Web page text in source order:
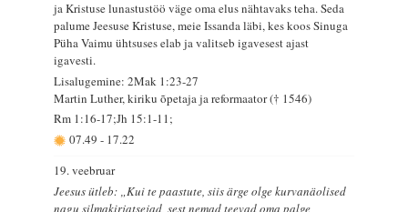
ja Kristuse lunastustöö väge oma elus nähtavaks teha. Seda
palume Jeesuse Kristuse, meie Issanda läbi, kes koos Sinuga
Püha Vaimu ühtsuses elab ja valitseb igavesest ajast
igavesti.
Lisalugemine: 2Mak 1:23-27
Martin Luther, kiriku õpetaja ja reformaator († 1546)
Rm 1:16-17;Jh 15:1-11;
07.49- 17.22
19. veebruar
Jeesus ütleb: „Kui te paastute, siis ärge olge kurvanäolised
nagu silmakirjatsejad, sest nemad teevad oma palge